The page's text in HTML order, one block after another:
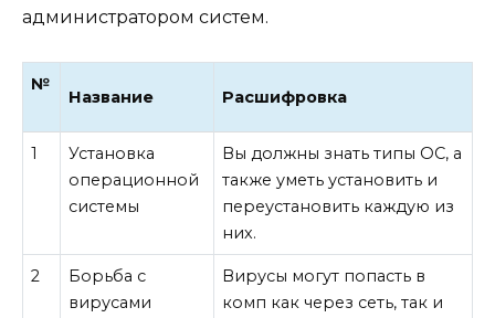
администратором систем.
№
Название Расшифровка
1
Установка
операционной
системы
Вы должны знать типы ОС, а
также уметь установить и
переустановить каждую из
них.
2
Борьба с
вирусами
Вирусы могут попасть в
комп как через сеть, так и